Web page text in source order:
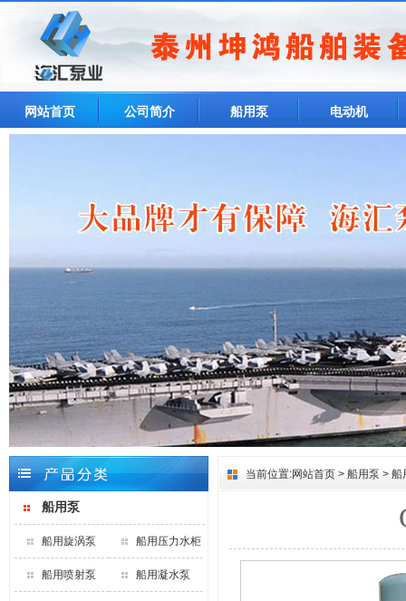
网站首页 公司简介 船用泵 电动机
船用泵
船用旋涡泵 船用压力水柜
船用喷射泵 船用凝水泵
当前位置:网站首页 > 船用泵 > 船